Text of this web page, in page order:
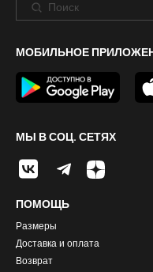
МОБИЛЬНОЕ
МЫ В СОЦ. СЕТЯХ
ПОМОЩЬ
Размеры
Доставка и оплата
Возврат